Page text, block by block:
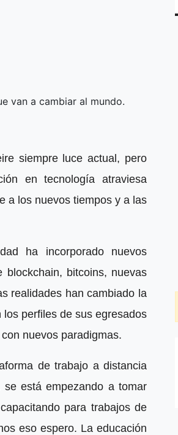
van a cambiar al mundo.
siempre luce actual, pero
en tecnología atraviesa
a los nuevos tiempos y a las
ha incorporado nuevos
bitcoins, nuevas
realidades han cambiado la
perfiles de sus egresados
nuevos paradigmas.
de trabajo a distancia
está empezando a tomar
para trabajos de
eso espero. La educación